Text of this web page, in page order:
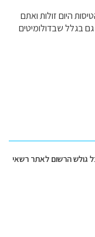
היום זולות ואתם
גם בגלל שבדולומיטים
גולש הרשום לאתר רשאי